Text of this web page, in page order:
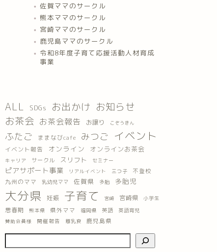
佐賀ママのサークル
熊本ママのサークル
宮崎ママのサークル
鹿児島ママのサークル
令和8年度子育て応援活動人材育成
事業
ALL SDGs お出かけ お知らせ
お茶会 お茶会報告 お譲り こぞうきん
ふたご ままなびcafe みつご イベント
イベント報告 オンライン オンラインお茶会
キャリア サークル スリフト セミナー
ピアサポート事業 リアルイベント 三つ子 不登校
九州のママ 乳幼児ママ 佐賀県 多胎 多胎児
大分県 妊娠 子育て 宮崎 宮崎県 小学生
思春期 熊本県 県外ママ 福岡県 英語 英語育児
賛助会員様 開催報告 離乳食 鹿児島県